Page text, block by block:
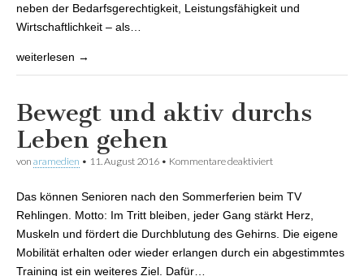
neben der Bedarfsgerechtigkeit, Leistungsfähigkeit und
Wirtschaftlichkeit – als…
weiterlesen →
Bewegt und aktiv durchs
Leben gehen
von aramedien • 11. August 2016 • Kommentare deaktiviert
Das können Senioren nach den Sommerferien beim TV
Rehlingen. Motto: Im Tritt bleiben, jeder Gang stärkt Herz,
Muskeln und fördert die Durchblutung des Gehirns. Die eigene
Mobilität erhalten oder wieder erlangen durch ein abgestimmtes
Training ist ein weiteres Ziel. Dafür…